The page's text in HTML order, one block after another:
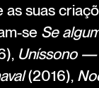
as suas
se Se
Uníssono —
(2016),